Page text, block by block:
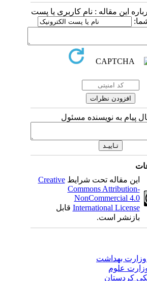
این مقاله : نام کاربری یا پست
پیام به نویسنده مسئول
این مقاله تحت شرایطCreative
Commons Attribution-
NonCommercial 4.0
International Licenseقابل
بازنشر است.
بهداشت
علوم
کردستان